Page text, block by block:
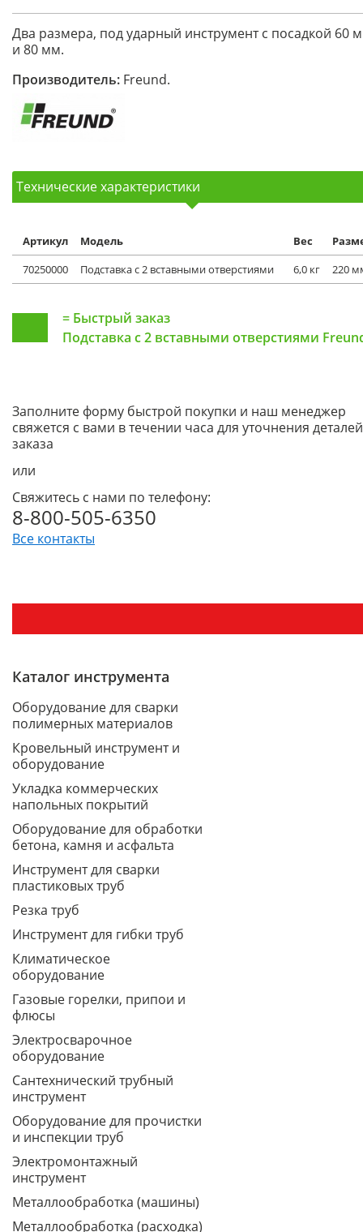
Два размера, под ударный инструмент с посадкой 60
и 80 мм.
Производитель: Freund.
Технические характеристики
Артикул Модель Вес
70250000
Подставка с 2 вставными отверстиями 6,0 кг 220
= Быстрый заказ
Подставка с 2 вставными отверстиями
Заполните форму быстрой покупки и наш менеджер
свяжется с вами в течении часа для уточнения деталей
заказа
или
Свяжитесь с нами по телефону:
8-800-505-6350
Все контакты
Каталог инструмента
Оборудование для сварки
полимерных материалов
Кровельный инструмент и
оборудование
Укладка коммерческих
напольных покрытий
Оборудование для обработки
бетона, камня и асфальта
Инструмент для сварки
пластиковых труб
Резка труб
Инструмент для гибки труб
Климатическое
оборудование
Газовые горелки, припои и
флюсы
Электросварочное
оборудование
Сантехнический трубный
инструмент
Оборудование для прочистки
и инспекции труб
Электромонтажный
инструмент
Металлообработка (машины)
Металлообработка (расходка)